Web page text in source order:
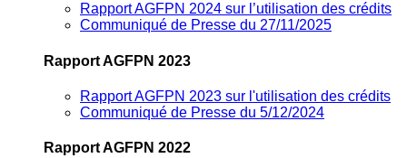
Rapport AGFPN 2024 sur l’utilisation des crédits
Communiqué de Presse du 27/11/2025
Rapport AGFPN 2023
Rapport AGFPN 2023 sur l'utilisation des crédits
Communiqué de Presse du 5/12/2024
Rapport AGFPN 2022